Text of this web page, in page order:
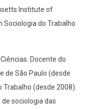
Institute of
Sociologia do Trabalho
Docente do
de São Paulo (desde
(desde 2008).
sociologia das